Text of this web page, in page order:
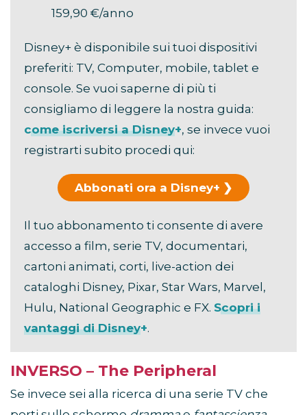
159,90 €/anno
Disney+ è disponibile sui tuoi dispositivi
preferiti: TV, Computer, mobile, tablet e
console. Se vuoi saperne di più ti
consigliamo di leggere la nostra guida:
come iscriversi a Disney+, se invece vuoi
registrarti subito procedi qui:
Abbonati ora a Disney+
Il tuo abbonamento ti consente di avere
accesso a film, serie TV, documentari,
cartoni animati, corti, live-action dei
cataloghi Disney, Pixar, Star Wars, Marvel,
Hulu, National Geographic e FX. Scopri i
vantaggi di Disney+.
INVERSO – The Peripheral
Se invece sei alla ricerca di una serie TV che